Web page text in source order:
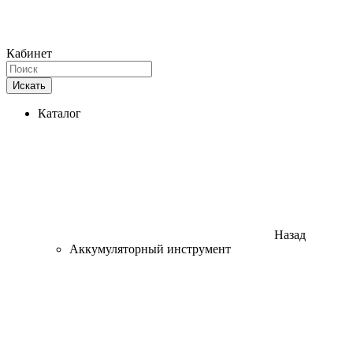
Кабинет
Искать
Каталог
Назад
Аккумуляторный инструмент